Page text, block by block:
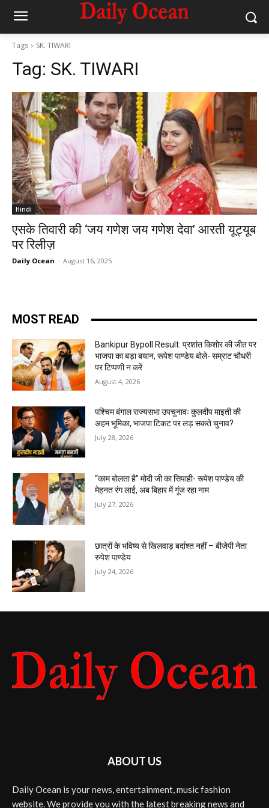
Tags SK. TIWARI
Tag: SK. TIWARI
Hindi
एसके तिवारी की ‘जय गणेश जय गणेश देवा’ आरती यूट्यूब
पर रिलीज़
Daily Ocean - August 16, 2025
MOST READ
Bankipur Bypoll Result: प्रशांत किशोर की जीत पर
भाजपा का बड़ा बयान, रूपेश पाण्डेय बोले- सम्राट चौधरी
पर टिप्पणी न करें
August 4, 2026
पश्चिम बंगाल राज्यसभा उपचुनावः कुलदीप माइती की
अहम भूमिका, भाजपा टिकट पर लड़ सकते चुनाव?
July 28, 2026
“काम बोलता है” मोदी जी का सिपाही- रूपेश पाण्डेय की
मेहनत रंग लाई, अब बिहार में गूंज रहा नाम
July 27, 2026
छात्रों के भविष्य से खिलवाड़ बर्दाश्त नहीं – बीजेपी नेता
रुपेश पाण्डेय
July 24, 2026
ABOUT US
Daily Ocean is your news, entertainment, music fashion
website. We provide you with the latest breaking news and